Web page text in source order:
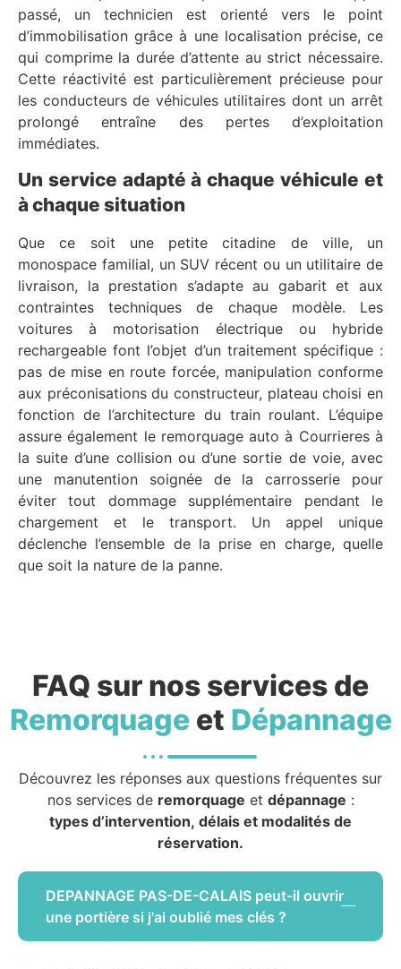
passé, un technicien est orienté vers le point
d’immobilisation grâce à une localisation précise, ce
qui comprime la durée d’attente au strict nécessaire.
Cette réactivité est particulièrement précieuse pour
les conducteurs de véhicules utilitaires dont un arrêt
prolongé entraîne des pertes d’exploitation
immédiates.
Un service adapté à chaque véhicule et
à chaque situation
Que ce soit une petite citadine de ville, un
monospace familial, un SUV récent ou un utilitaire de
livraison, la prestation s’adapte au gabarit et aux
contraintes techniques de chaque modèle. Les
voitures à motorisation électrique ou hybride
rechargeable font l’objet d’un traitement spécifique :
pas de mise en route forcée, manipulation conforme
aux préconisations du constructeur, plateau choisi en
fonction de l’architecture du train roulant. L’équipe
assure également le remorquage auto à Courrieres à
la suite d’une collision ou d’une sortie de voie, avec
une manutention soignée de la carrosserie pour
éviter tout dommage supplémentaire pendant le
chargement et le transport. Un appel unique
déclenche l’ensemble de la prise en charge, quelle
que soit la nature de la panne.
FAQ sur nos services de
Remorquageet Dépannage
Découvrez les réponses aux questions fréquentes sur
nos services de remorquage et dépannage :
types d’intervention, délais et modalités de
réservation.
DEPANNAGE PAS-DE-CALAIS peut-il ouvrir
une portière si j'ai oublié mes clés ?